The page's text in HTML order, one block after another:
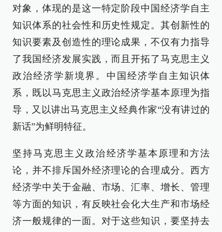
对象，体现的是这一特定阶段中国经济学自主
知识体系的社会性和历史性规定。其创新性的
知识要素及创造性的理论成果，不仅有力指导
了我国经济发展实践，而且开拓了马克思主义
政治经济学新境界。中国经济学自主知识体
系，既以马克思主义政治经济学基本原理为指
导，又以讲出马克思主义经典作家“没有讲过的
新话”为鲜明特征。
坚持马克思主义政治经济学基本原理和方法
论，并不排斥国外经济理论的合理成分。西方
经济学中关于金融、市场、汇率、增长、管理
等方面的知识，有反映社会化大生产和市场经
济一般规律的一面。对于这些知识，要坚持去